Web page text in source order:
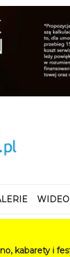
WIDEO
festiwale